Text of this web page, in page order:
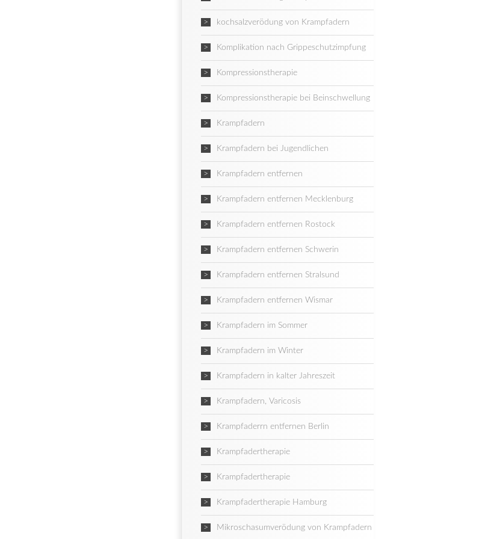
kochsalzverödung von Krampfadern
Komplikation nach Grippeschutzimpfung
Kompressionstherapie
Kompressionstherapie bei Beinschwellung
Krampfadern
Krampfadern bei Jugendlichen
Krampfadern entfernen
Krampfadern entfernen Mecklenburg
Krampfadern entfernen Rostock
Krampfadern entfernen Schwerin
Krampfadern entfernen Stralsund
Krampfadern entfernen Wismar
Krampfadern im Sommer
Krampfadern im Winter
Krampfadern in kalter Jahreszeit
Krampfadern, Varicosis
Krampfaderrn entfernen Berlin
Krampfadertherapie
Krampfadertherapie
Krampfadertherapie Hamburg
Mikroschasumverödung von Krampfadern